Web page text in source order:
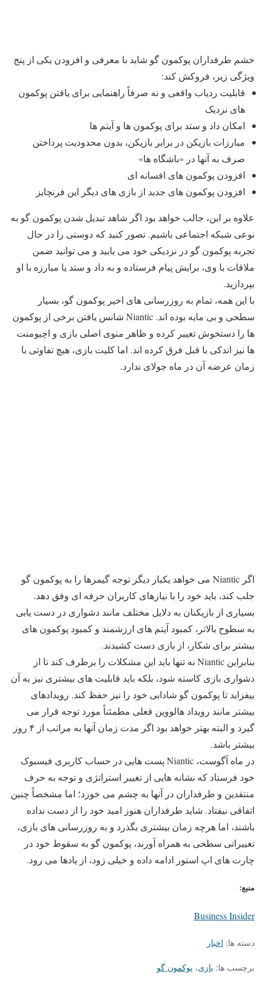
خشم طرفداران پوکمون گو شاید با معرفی و افزودن یکی از پنج
ویژگی زیر، فروکش کند:
قابلیت ردیاب واقعی و نه صرفاً راهنمایی برای یافتن پوکمون
های نزدیک
امکان داد و ستد برای پوکمون ها و آیتم ها
مبارزات بازیکن در برابر بازیکن، بدون محدودیت پرداختن
صرف به آنها در «باشگاه ها»
افزودن پوکمون های افسانه ای
افزودن پوکمون های جدید از بازی های دیگر این فرنچایز
علاوه بر این، جالب خواهد بود اگر شاهد تبدیل شدن پوکمون گو به
نوعی شبکه اجتماعی باشیم. تصور کنید که دوستی را در حال
تجربه پوکمون گو در نزدیکی خود می یابید و می توانید ضمن
ملاقات با وی، برایش پیام فرستاده و به داد و ستد یا مبارزه با او
بپردازید.
با این همه، تمام به روزرسانی های اخیر پوکمون گو، بسیار
سطحی و بی مایه بوده اند. Niantic شانس یافتن برخی از پوکمون
ها را دستخوش تغییر کرده و ظاهر منوی اصلی بازی و اچیومنت
ها نیز اندکی با قبل فرق کرده اند. اما کلیت بازی، هیچ تفاوتی با
زمان عرضه آن در ماه جولای ندارد.
اگر Niantic می خواهد یکبار دیگر توجه گیمرها را به پوکمون گو
جلب کند، باید خود را با نیازهای کاربران حرفه ای وفق دهد.
بسیاری از بازیکنان به دلایل مختلف مانند دشواری در دست یابی
به سطوح بالاتر، کمبود آیتم های ارزشمند و کمبود پوکمون های
بیشتر برای شکار، از بازی دست کشیدند.
بنابراین Niantic نه تنها باید این مشکلات را برطرف کند تا از
دشواری بازی کاسته شود، بلکه باید قابلیت های بیشتری نیز به آن
بیفزاید تا پوکمون گو شادابی خود را نیز حفظ کند. رویدادهای
بیشتر مانند رویداد هالووین فعلی مطمئناً مورد توجه قرار می
گیرد و البته بهتر خواهد بود اگر مدت زمان آنها به مراتب از ۴ روز
بیشتر باشد.
در ماه آگوست، Niantic پست هایی در حساب کاربری فیسبوک
خود فرستاد که نشانه هایی از تغییر استراتژی و توجه به حرف
منتقدین و طرفداران در آنها به چشم می خورد؛ اما مشخصاً چنین
اتفاقی نیفتاد. شاید طرفداران هنوز امید خود را از دست نداده
باشند، اما هرچه زمان بیشتری بگذرد و به روزرسانی های بازی،
تغییراتی سطحی به همراه آورند، پوکمون گو به سقوط خود در
چارت های اپ استور ادامه داده و خیلی زود، از یادها می رود.
منبع:
Business Insider
دسته ها: اخبار
برچسب ها: بازی، پوکمون گو